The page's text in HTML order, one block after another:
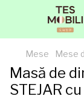
Mese Mese
Masă de
STEJAR